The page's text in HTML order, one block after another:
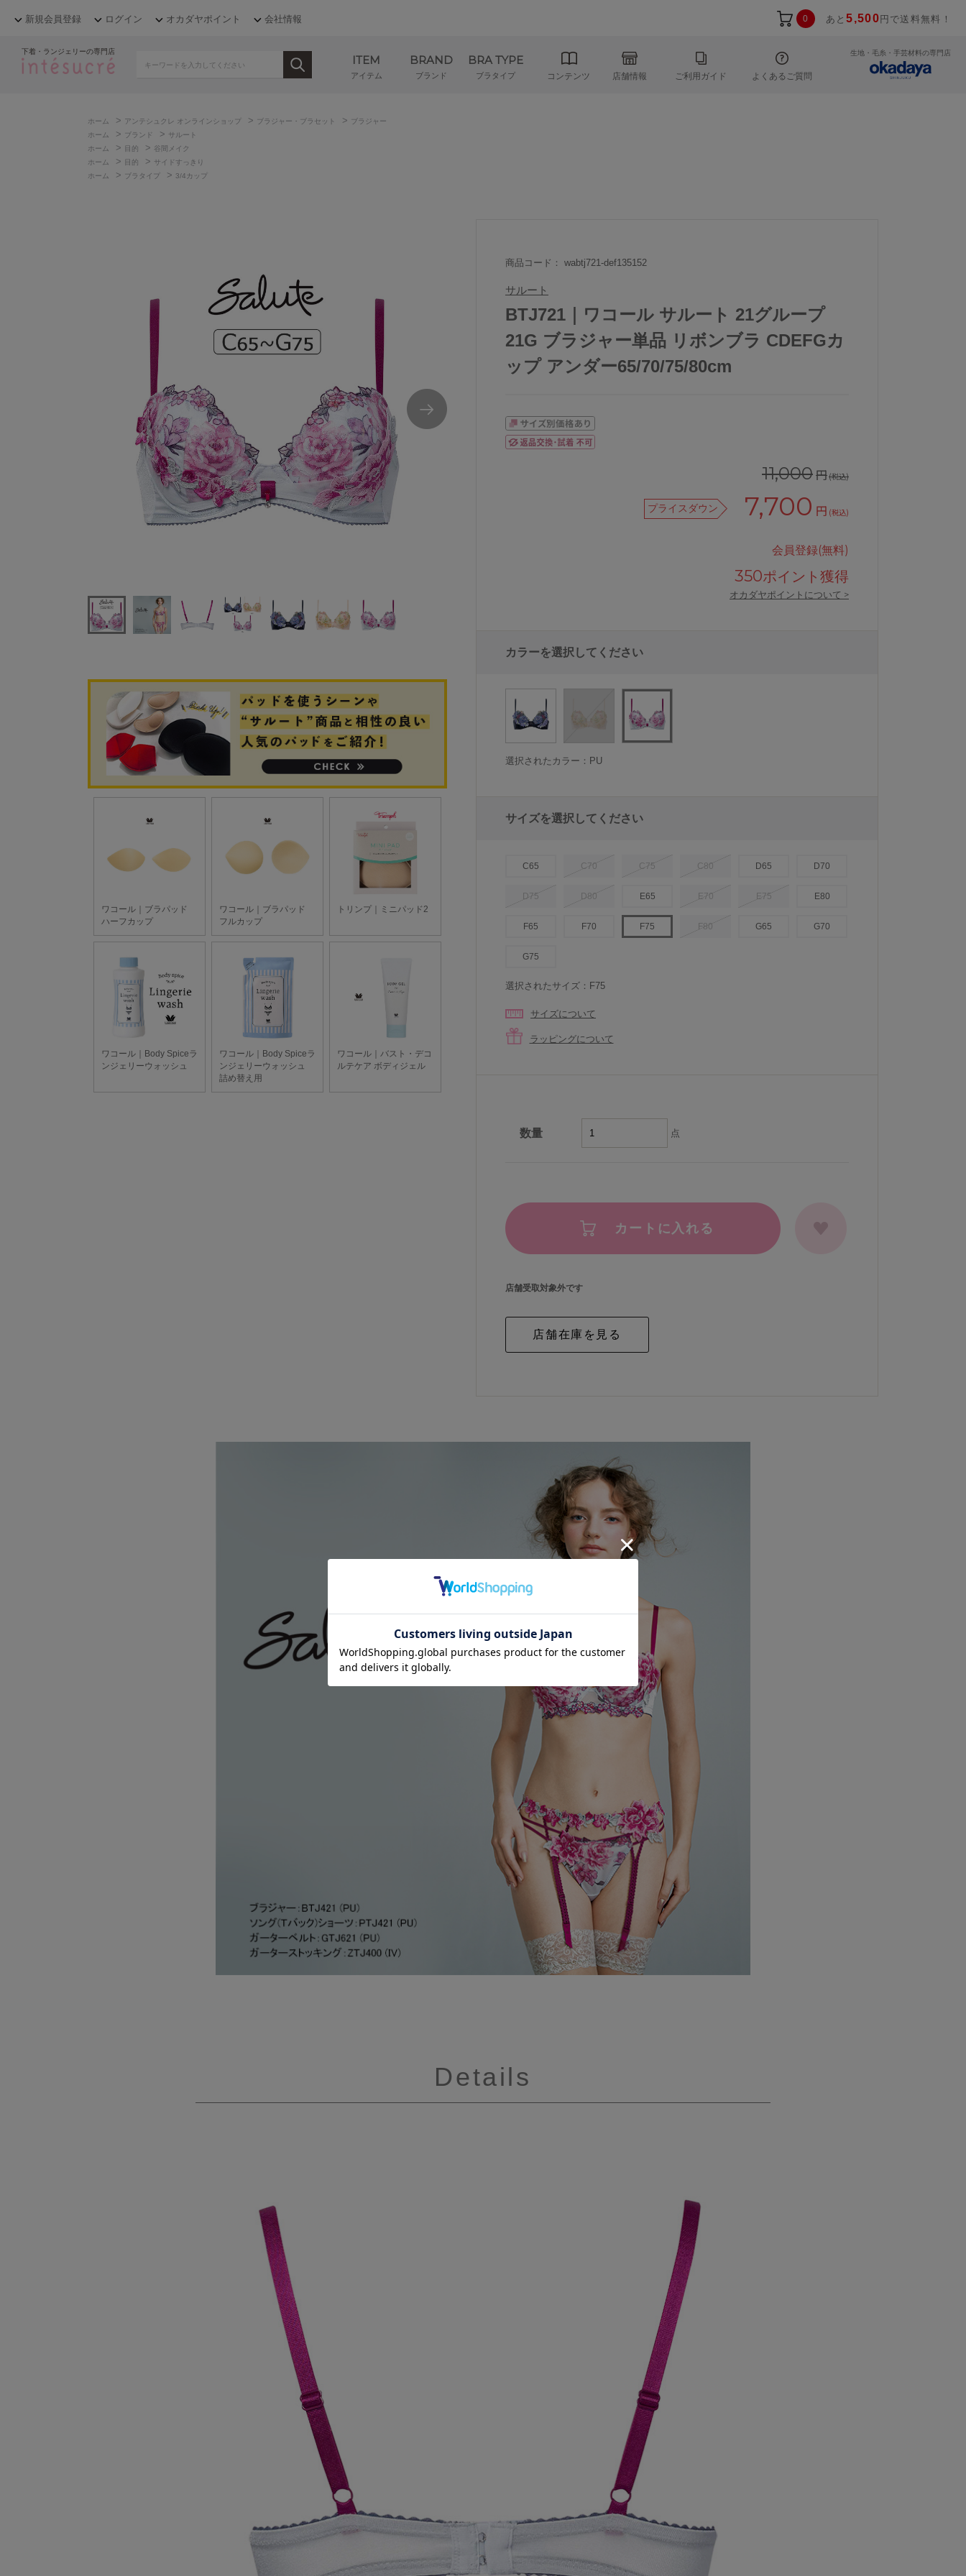
新規会員登録 ログイン オカダヤポイント 会社情報 0 あと5,500 円で送料無料！
下着・ランジェリーの専門店
ITEM
アイテム
BRAND
ブランド
BRA TYPE
ブラタイプ コンテンツ 店舗情報 ご利用ガイド よくあるご質問
生地・毛糸・手芸材料の専門店
ホーム > アンテシュクレ オンラインショップ > ブラジャー・ブラセット > ブラジャー
ホーム
> ブランド > サルート
ホーム
> 目的 > 谷間メイク
ホーム
> 目的 > サイドすっきり
ホーム
> ブラタイプ > 3/4カップ
商品コード： wabtj721-def135152
サルート
BTJ721｜ワコール サルート 21グループ
21G ブラジャー単品 リボンブラ CDEFGカ
ップ アンダー65/70/75/80cm
11,000円(税込)
プライスダウン 7,700 円 (税込)
会員登録(無料)
350ポイント獲得
オカダヤポイントについて >
カラーを選択してください
選択されたカラー：PU
サイズを選択してください
C65 C70 C75 C80 D65 D70
D75 D80 E65 E70 E75 E80
F65 F70 F75 F80 G65 G70
G75
選択されたサイズ：F75
サイズについて
ラッピングについて
数量 点
カートに入れる
店舗受取対象外です
Details